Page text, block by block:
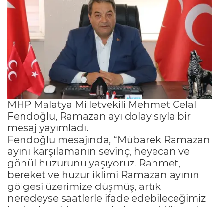
MHP Malatya Milletvekili Mehmet Celal
Fendoğlu, Ramazan ayı dolayısıyla bir
mesaj yayımladı.
Fendoğlu mesajında, “Mübarek Ramazan
ayını karşılamanın sevinç, heyecan ve
gönül huzurunu yaşıyoruz. Rahmet,
bereket ve huzur iklimi Ramazan ayının
gölgesi üzerimize düşmüş, artık
neredeyse saatlerle ifade edebileceğimiz